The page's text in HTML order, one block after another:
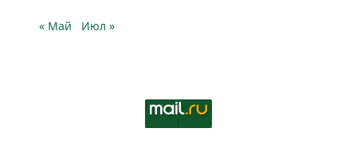
« Май Июл »